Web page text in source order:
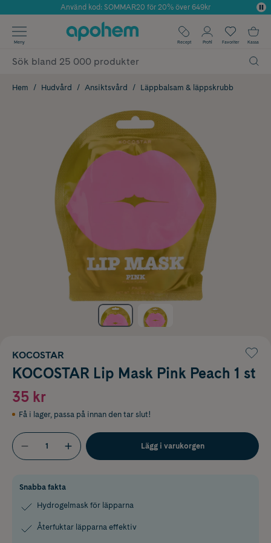
Årets Butik 2025 inom Skönhet
Använd kod: SOMMAR20 för 20% över 649kr
✓ Fri frakt
✓ Poäng på alla köp*
Meny Recept Profil Favoriter Kassa
Hem Hudvård Ansiktsvård Läppbalsam & läppskrubb
KOCOSTAR
KOCOSTAR Lip Mask Pink Peach 1 st
35 kr
Få i lager, passa på innan den tar slut!
Lägg i varukorgen
Snabba fakta
Hydrogelmask för läpparna
Återfuktar läpparna effektiv